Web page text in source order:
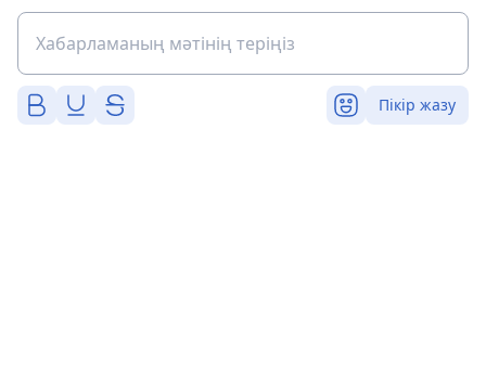
Пікір жазу